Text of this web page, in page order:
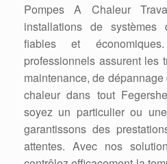
Pompes A Chaleur
installations de
fiables et
professionnels assurent les
maintenance, de
chaleur dans tout
soyez un particulier ou
garantissons des
attentes. Avec nos